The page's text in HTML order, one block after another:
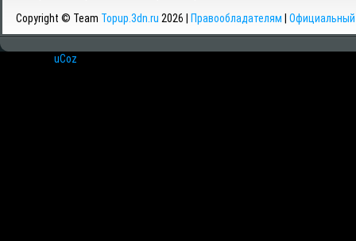
Copyright © Team Topup.3dn.ru 2026 | Правообладателям Официальный
uCoz